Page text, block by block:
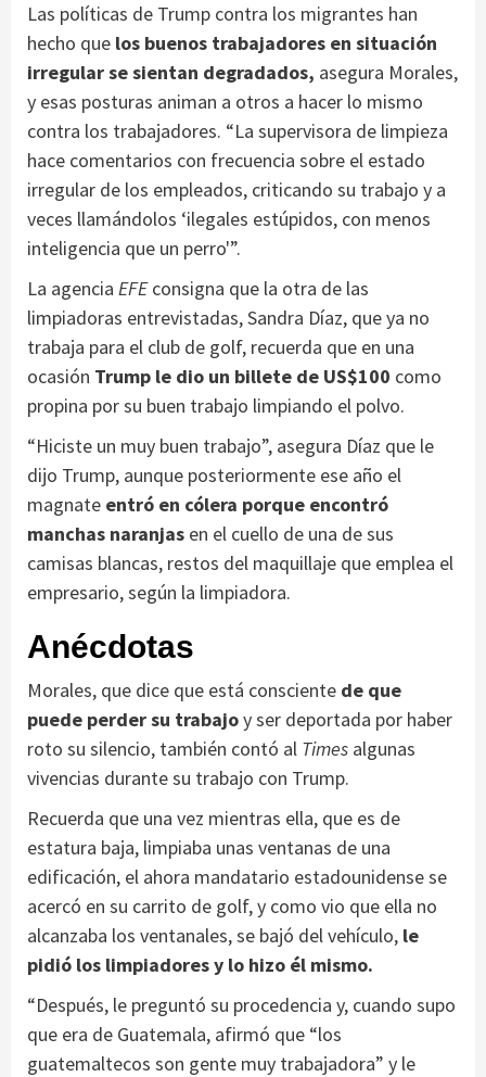
Las políticas de Trump contra los migrantes han
hecho que los buenos trabajadores en situación
irregular se sientan degradados, asegura Morales,
y esas posturas animan a otros a hacer lo mismo
contra los trabajadores. “La supervisora de limpieza
hace comentarios con frecuencia sobre el estado
irregular de los empleados, criticando su trabajo y a
veces llamándolos ‘ilegales estúpidos, con menos
inteligencia que un perro'”.
La agencia EFEconsigna que la otra de las
limpiadoras entrevistadas, Sandra Díaz, que ya no
trabaja para el club de golf, recuerda que en una
ocasión Trump le dio un billete de US$100 como
propina por su buen trabajo limpiando el polvo.
“Hiciste un muy buen trabajo”, asegura Díaz que le
dijo Trump, aunque posteriormente ese año el
magnate entró en cólera porque encontró
manchas naranjas en el cuello de una de sus
camisas blancas, restos del maquillaje que emplea el
empresario, según la limpiadora.
Anécdotas
Morales, que dice que está consciente de que
puede perder su trabajoy ser deportada por haber
roto su silencio, también contó al Times algunas
vivencias durante su trabajo con Trump.
Recuerda que una vez mientras ella, que es de
estatura baja, limpiaba unas ventanas de una
edificación, el ahora mandatario estadounidense se
acercó en su carrito de golf, y como vio que ella no
alcanzaba los ventanales, se bajó del vehículo, le
pidió los limpiadores y lo hizo él mismo.
“Después, le preguntó su procedencia y, cuando supo
que era de Guatemala, afirmó que “los
guatemaltecos son gente muy trabajadora” y le